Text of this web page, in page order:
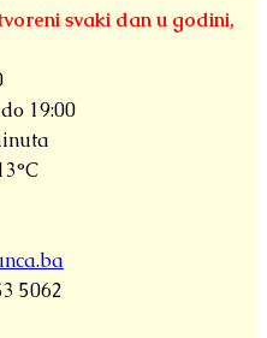
svaki dan u godini,
do 19:00
5062